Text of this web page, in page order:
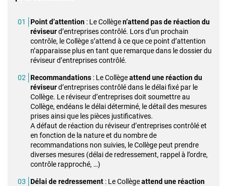
Point d’attention : Le Collègen’attend pas de réaction du
réviseurd’entreprises contrôlé. Lors d’un prochain
contrôle, le Collège s’attend à ce que ce point d’attention
n’apparaisse plus en tant que remarque dans le dossier du
réviseur d’entreprises contrôlé.
Recommandations : Le Collègeattend une réaction du
réviseurd’entreprises contrôlé dans le délai fixé par le
Collège. Le réviseur d’entreprises doit soumettre au
Collège, endéans le délai déterminé, le détail des mesures
prises ainsi que les pièces justificatives.
A défaut de réaction du réviseur d’entreprises contrôlé et
en fonction de la nature et du nombre de
recommandations non suivies, le Collège peut prendre
diverses mesures (délai de redressement, rappel à l’ordre,
contrôle rapproché, …)
Délai de redressement : Le Collègeattend une réaction